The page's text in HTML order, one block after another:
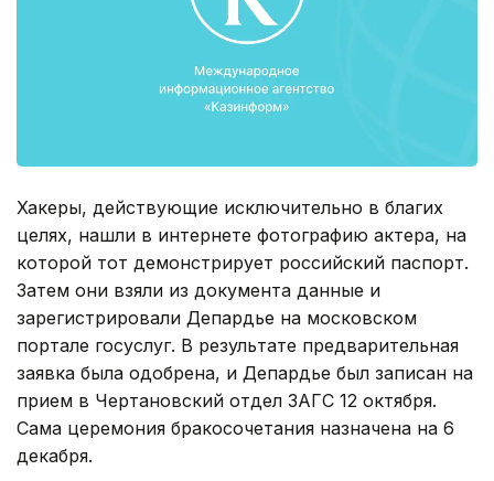
Хакеры, действующие исключительно в благих
целях, нашли в интернете фотографию актера, на
которой тот демонстрирует российский паспорт.
Затем они взяли из документа данные и
зарегистрировали Депардье на московском
портале госуслуг. В результате предварительная
заявка была одобрена, и Депардье был записан на
прием в Чертановский отдел ЗАГС 12 октября.
Сама церемония бракосочетания назначена на 6
декабря.